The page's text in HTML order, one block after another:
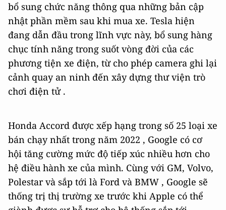
bổ sung chức năng thông qua những bản cập
nhật phần mềm sau khi mua xe. Tesla hiện
đang dẫn đầu trong lĩnh vực này, bổ sung hàng
chục tính năng trong suốt vòng đời của các
phương tiện xe điện, từ cho phép camera ghi lại
cảnh quay an ninh đến xây dựng thư viện trò
chơi điện tử .
Honda Accord được xếp hạng trong số 25 loại xe
bán chạy nhất trong năm 2022 , Google có cơ
hội tăng cường mức độ tiếp xúc nhiều hơn cho
hệ điều hành xe của mình. Cùng với GM, Volvo,
Polestar và sắp tới là Ford và BMW , Google sẽ
thống trị thị trường xe trước khi Apple có thể